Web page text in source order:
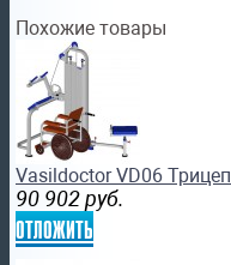
Похожие товары
Vasildoctor VD06
90 902 руб.
отложить